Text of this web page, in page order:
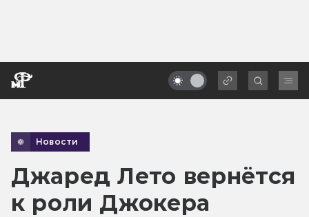
Новости
Джаред Лето вернётся
к роли Джокера